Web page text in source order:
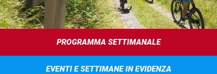
PROGRAMMA SETTIMANALE
EVENTI E SETTIMANE IN EVIDENZA